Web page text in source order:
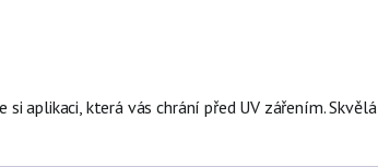
aplikaci, která vás chrání před UV zářením. Skvělá